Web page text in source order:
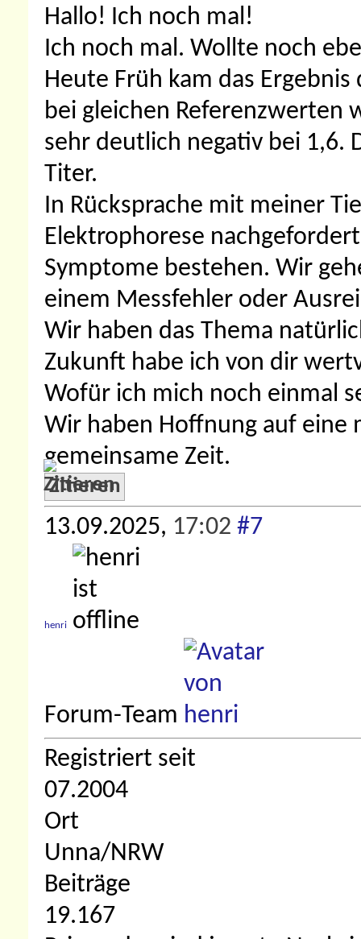
Hallo! Ich noch mal!
Ich noch mal. Wollte noch
Heute Früh kam das
bei gleichen Referenzwerten
sehr deutlich negativ bei 1,6.
Titer.
In Rücksprache mit meiner
Elektrophorese
Symptome bestehen. Wir
einem Messfehler oder
Wir haben das Thema
Zukunft habe ich von dir
Wofür ich mich noch einmal
Wir haben Hoffnung auf eine
gemeinsame Zeit.
Zitieren
13.09.2025, 17:02 #7
henri
Forum-Team
Registriert seit
07.2004
Ort
Unna/NRW
Beiträge
19.167